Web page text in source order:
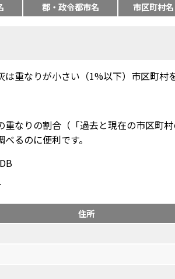
郡・政令都市名 市区町村名
重なりが小さい（1%以下）市区町村
なりの割合（「過去と現在の市区町
るのに便利です。
住所